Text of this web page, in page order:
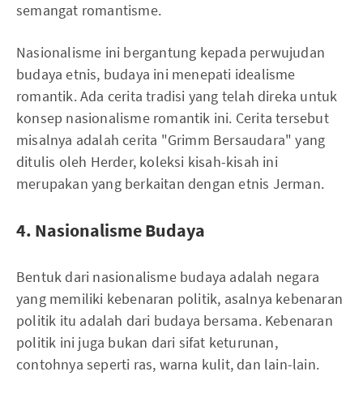
semangat romantisme.
Nasionalisme ini bergantung kepada perwujudan
budaya etnis, budaya ini menepati idealisme
romantik. Ada cerita tradisi yang telah direka untuk
konsep nasionalisme romantik ini. Cerita tersebut
misalnya adalah cerita "Grimm Bersaudara" yang
ditulis oleh Herder, koleksi kisah-kisah ini
merupakan yang berkaitan dengan etnis Jerman.
4. Nasionalisme Budaya
Bentuk dari nasionalisme budaya adalah negara
yang memiliki kebenaran politik, asalnya kebenaran
politik itu adalah dari budaya bersama. Kebenaran
politik ini juga bukan dari sifat keturunan,
contohnya seperti ras, warna kulit, dan lain-lain.